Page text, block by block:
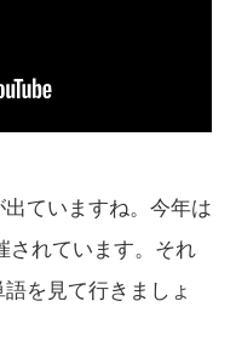
ていますね。今年は
されています。それ
を見て行きましょ